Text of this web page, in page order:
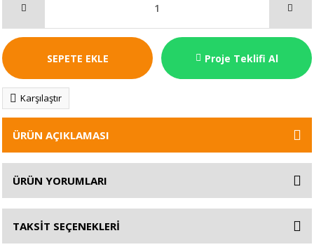
SEPETE EKLE Proje Teklifi Al
Karşılaştır
ÜRÜN AÇIKLAMASI
ÜRÜN YORUMLARI
TAKSİT SEÇENEKLERİ